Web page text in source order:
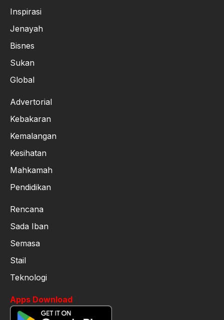
Inspirasi
Jenayah
Bisnes
Sukan
Global
Advertorial
Kebakaran
Kemalangan
Kesihatan
Mahkamah
Pendidikan
Rencana
Sada Iban
Semasa
Stail
Teknologi
Apps Download